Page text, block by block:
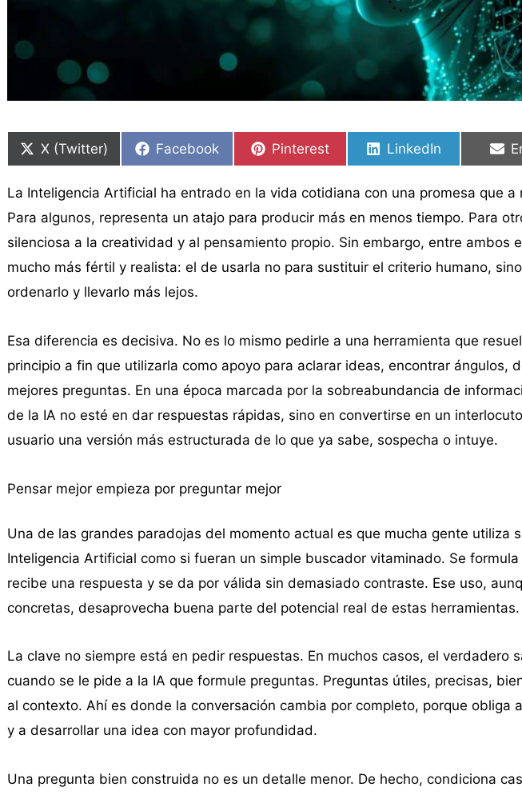
en
X (Twitter)
en
Facebook
en
Pinterest
en
LinkedIn
La Inteligencia Artificial ha entrado en la vida cotidiana con una promesa que a
Para algunos, representa un atajo para producir más en menos tiempo. Para
silenciosa a la creatividad y al pensamiento propio. Sin embargo, entre ambos
mucho más fértil y realista: el de usarla no para sustituir el criterio humano,
ordenarlo y llevarlo más lejos.
Esa diferencia es decisiva. No es lo mismo pedirle a una herramienta que
principio a fin que utilizarla como apoyo para aclarar ideas, encontrar ángulos,
mejores preguntas. En una época marcada por la sobreabundancia de
de la IA no esté en dar respuestas rápidas, sino en convertirse en un
usuario una versión más estructurada de lo que ya sabe, sospecha o intuye.
Pensar mejor empieza por preguntar mejor
Una de las grandes paradojas del momento actual es que mucha gente utiliza
Inteligencia Artificial como si fueran un simple buscador vitaminado. Se
recibe una respuesta y se da por válida sin demasiado contraste. Ese uso,
concretas, desaprovecha buena parte del potencial real de estas herramientas.
La clave no siempre está en pedir respuestas. En muchos casos, el verdadero
cuando se le pide a la IA que formule preguntas. Preguntas útiles, precisas,
al contexto. Ahí es donde la conversación cambia por completo, porque obliga
y a desarrollar una idea con mayor profundidad.
Una pregunta bien construida no es un detalle menor. De hecho, condiciona
en
en
en
en